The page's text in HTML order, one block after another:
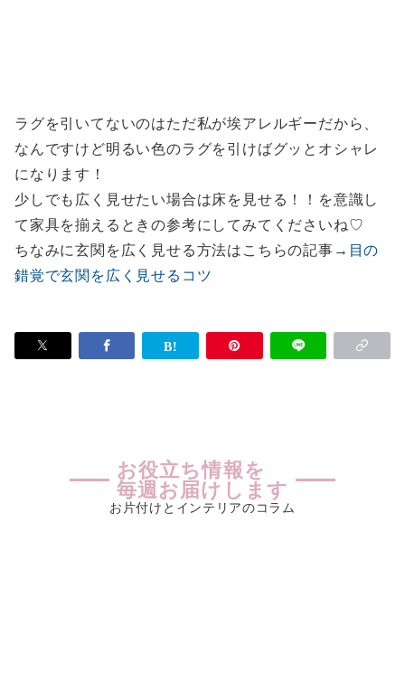
ラグを引いてないのはただ私が埃アレルギーだから、
なんですけど明るい色のラグを引けばグッとオシャレ
になります！
少しでも広く見せたい場合は床を見せる！！を意識し
て家具を揃えるときの参考にしてみてくださいね♡
ちなみに玄関を広く見せる方法はこちらの記事→ 目の
錯覚で玄関を広く見せるコツ
お役立ち情報を
毎週お届けします
お片付けとインテリアのコラム